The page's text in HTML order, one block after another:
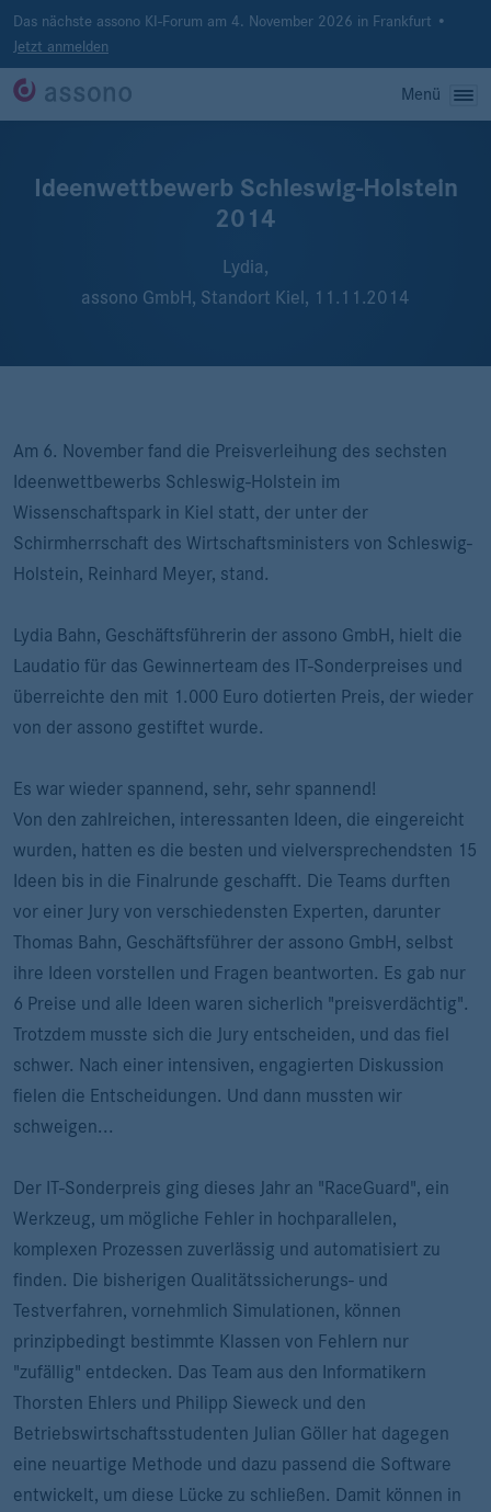
Das nächste assono KI-Forum am 4. November 2026 in Frankfurt •
Jetzt anmelden
Menü
Ideenwettbewerb Schleswig-Holstein
2014
Lydia,
assono GmbH, Standort Kiel, 11.11.2014
Am 6. November fand die Preisverleihung des sechsten
Ideenwettbewerbs Schleswig-Holstein im
Wissenschaftspark in Kiel statt, der unter der
Schirmherrschaft des Wirtschaftsministers von Schleswig-
Holstein, Reinhard Meyer, stand.
Lydia Bahn, Geschäftsführerin der assono GmbH, hielt die
Laudatio für das Gewinnerteam des IT-Sonderpreises und
überreichte den mit 1.000 Euro dotierten Preis, der wieder
von der assono gestiftet wurde.
Es war wieder spannend, sehr, sehr spannend!
Von den zahlreichen, interessanten Ideen, die eingereicht
wurden, hatten es die besten und vielversprechendsten 15
Ideen bis in die Finalrunde geschafft. Die Teams durften
vor einer Jury von verschiedensten Experten, darunter
Thomas Bahn, Geschäftsführer der assono GmbH, selbst
ihre Ideen vorstellen und Fragen beantworten. Es gab nur
6 Preise und alle Ideen waren sicherlich "preisverdächtig".
Trotzdem musste sich die Jury entscheiden, und das fiel
schwer. Nach einer intensiven, engagierten Diskussion
fielen die Entscheidungen. Und dann mussten wir
schweigen...
Der IT-Sonderpreis ging dieses Jahr an "RaceGuard", ein
Werkzeug, um mögliche Fehler in hochparallelen,
komplexen Prozessen zuverlässig und automatisiert zu
finden. Die bisherigen Qualitätssicherungs- und
Testverfahren, vornehmlich Simulationen, können
prinzipbedingt bestimmte Klassen von Fehlern nur
"zufällig" entdecken. Das Team aus den Informatikern
Thorsten Ehlers und Philipp Sieweck und den
Betriebswirtschaftsstudenten Julian Göller hat dagegen
eine neuartige Methode und dazu passend die Software
entwickelt, um diese Lücke zu schließen. Damit können in